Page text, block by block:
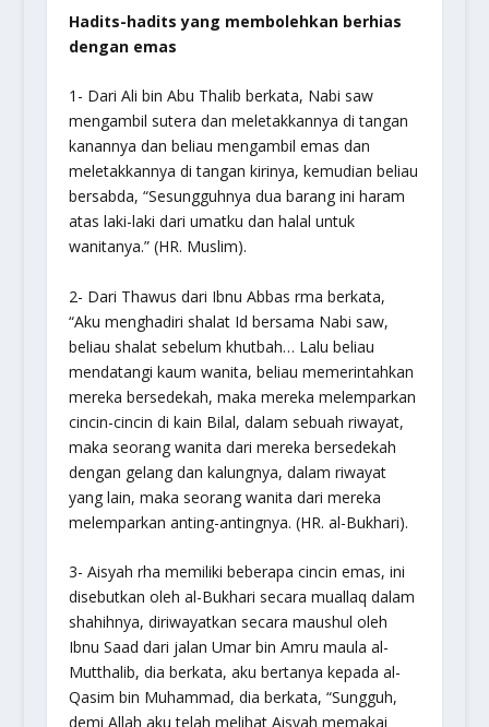
Hadits-hadits yang membolehkan berhias
dengan emas
1- Dari Ali bin Abu Thalib berkata, Nabi saw
mengambil sutera dan meletakkannya di tangan
kanannya dan beliau mengambil emas dan
meletakkannya di tangan kirinya, kemudian beliau
bersabda, “Sesungguhnya dua barang ini haram
atas laki-laki dari umatku dan halal untuk
wanitanya.” (HR. Muslim).
2- Dari Thawus dari Ibnu Abbas rma berkata,
“Aku menghadiri shalat Id bersama Nabi saw,
beliau shalat sebelum khutbah… Lalu beliau
mendatangi kaum wanita, beliau memerintahkan
mereka bersedekah, maka mereka melemparkan
cincin-cincin di kain Bilal, dalam sebuah riwayat,
maka seorang wanita dari mereka bersedekah
dengan gelang dan kalungnya, dalam riwayat
yang lain, maka seorang wanita dari mereka
melemparkan anting-antingnya. (HR. al-Bukhari).
3- Aisyah rha memiliki beberapa cincin emas, ini
disebutkan oleh al-Bukhari secara muallaq dalam
shahihnya, diriwayatkan secara maushul oleh
Ibnu Saad dari jalan Umar bin Amru maula al-
Mutthalib, dia berkata, aku bertanya kepada al-
Qasim bin Muhammad, dia berkata, “Sungguh,
demi Allah aku telah melihat Aisyah memakai